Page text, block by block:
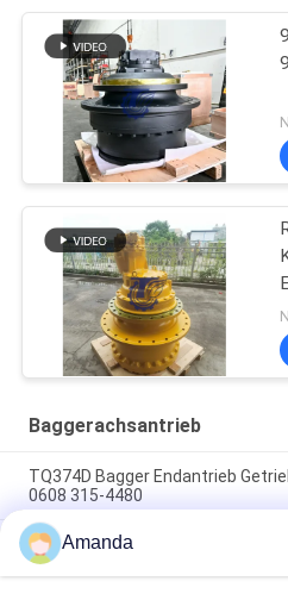
Baggerachsantrieb
TQ374D Bagger Endantrieb
0608 315-4480
353-0528 333-3036 Bagger
geeignet TQ345D TQ349D
Amanda